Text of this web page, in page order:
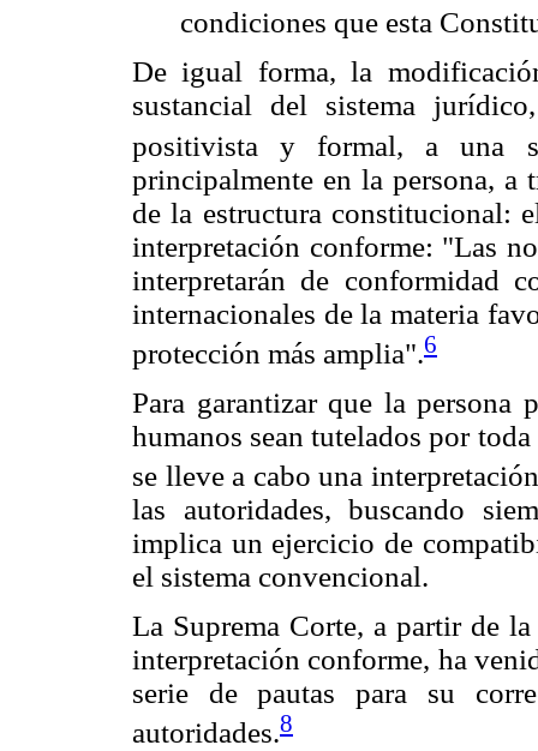
condiciones que esta
De igual forma, la
sustancial del sistema
positivista y formal, a una
principalmente en la persona, a
de la estructura constitucional:
interpretación conforme: "Las
interpretarán de conformidad
internacionales de la materia
protección más amplia".6
Para garantizar que la persona
humanos sean tutelados por
se lleve a cabo una
las autoridades, buscando
implica un ejercicio de
el sistema convencional.
La Suprema Corte, a partir de
interpretación conforme, ha
serie de pautas para su
autoridades.8